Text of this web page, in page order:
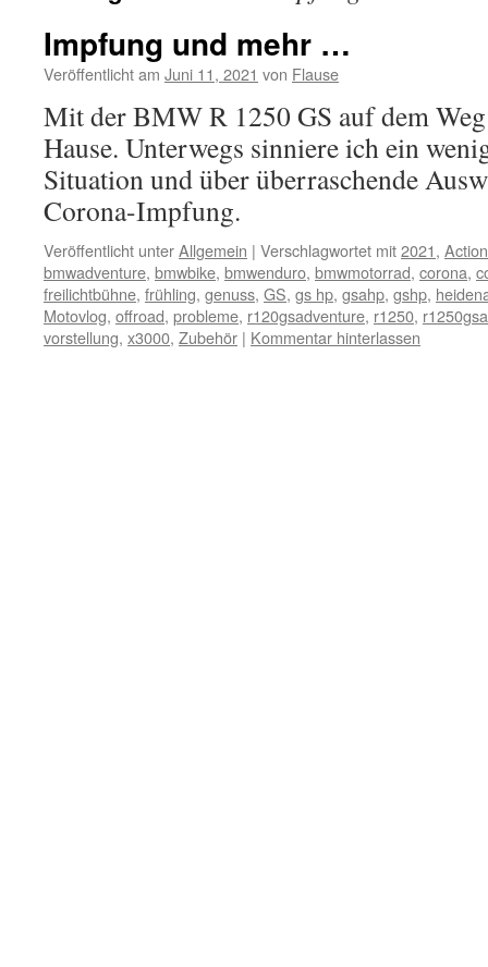
Impfung und mehr …
Veröffentlicht am Juni 11, 2021 von Flause
Mit der BMW R 1250 GS auf dem
Hause. Unterwegs sinniere ich ein
Situation und über überraschende
Corona-Impfung.
Veröffentlicht unterAllgemein | Verschlagwortet mit2021,
bmwadventure, bmwbike, bmwenduro, bmwmotorrad, corona,
freilichtbühne, frühling, genuss, GS, gs hp, gsahp, gshp,
Motovlog, offroad, probleme, r120gsadventure, r1250, r1250gsa
vorstellung, x3000, Zubehör | Kommentar hinterlassen